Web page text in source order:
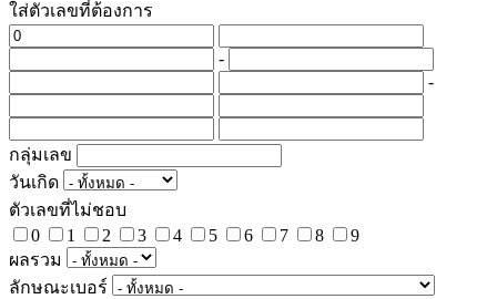
ใส่ตัวเลขที่ต้องการ
-
-
กลุ่มเลข
วันเกิด
ตัวเลขที่ไม่ชอบ
0
1 2 3 4 5 6 7 8
9
ผลรวม
ลักษณะเบอร์